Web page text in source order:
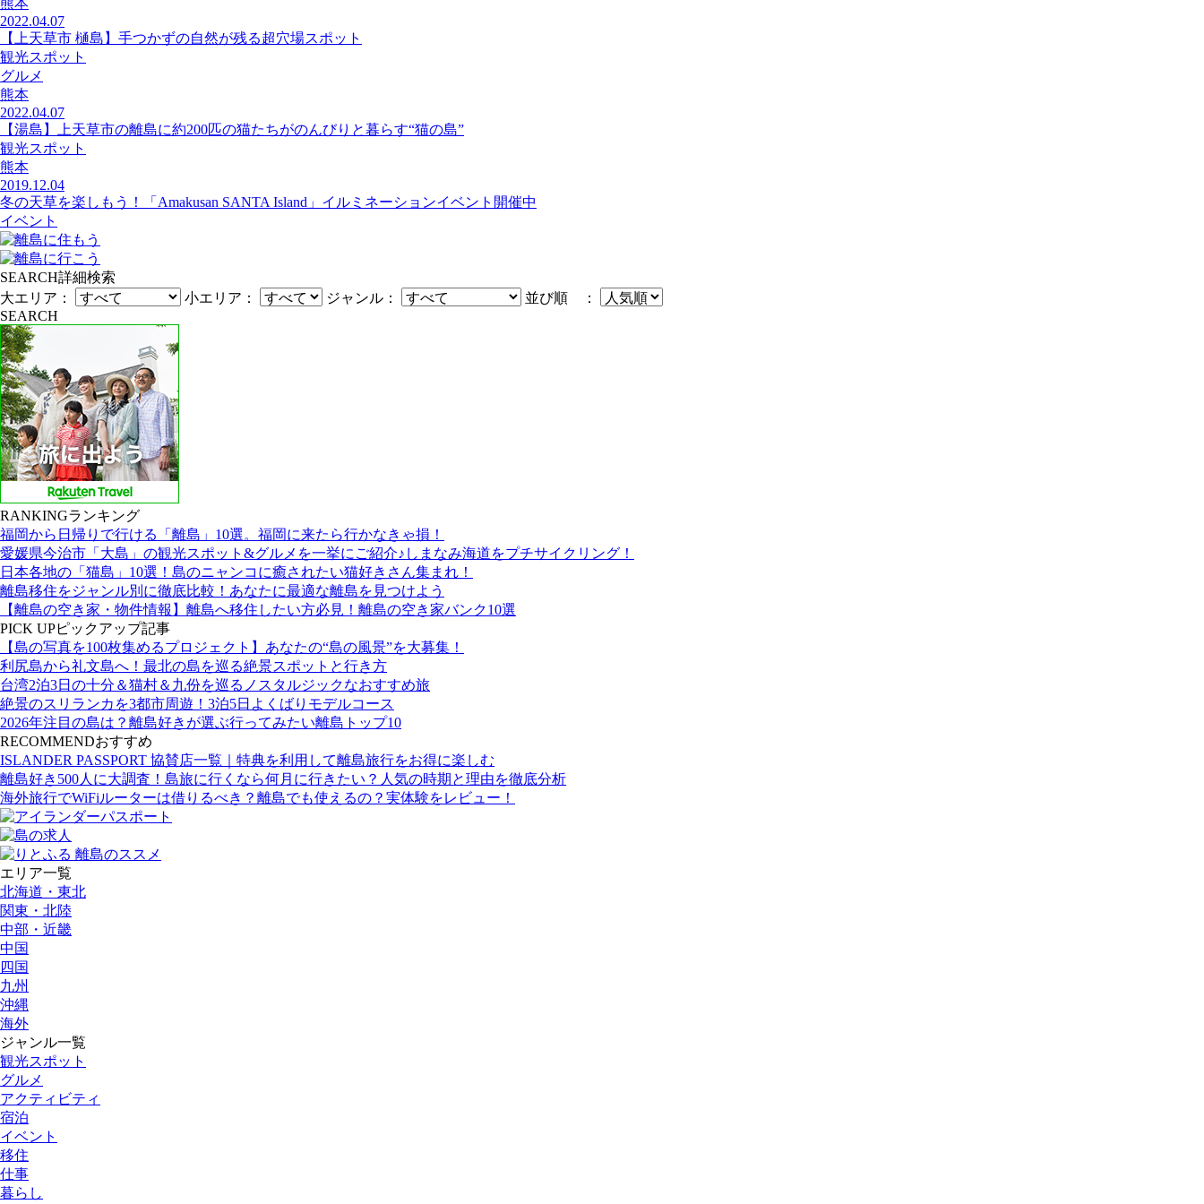
熊本
2022.04.07
【上天草市 樋島】手つかずの自然が残る超穴場スポット
観光スポット
グルメ
熊本
2022.04.07
【湯島】上天草市の離島に約200匹の猫たちがのんびりと暮らす“猫の島”
観光スポット
熊本
2019.12.04
冬の天草を楽しもう！「Amakusan SANTA Island」イルミネーションイベント開催中
イベント
SEARCH詳細検索
大エリア：
小エリア： ジャンル：
並び順 ：
SEARCH
RANKINGランキング
福岡から日帰りで行ける「離島」10選。福岡に来たら行かなきゃ損！
愛媛県今治市「大島」の観光スポット&グルメを一挙にご紹介♪しまなみ海道をプチサイクリング！
日本各地の「猫島」10選！島のニャンコに癒されたい猫好きさん集まれ！
離島移住をジャンル別に徹底比較！あなたに最適な離島を見つけよう
【離島の空き家・物件情報】離島へ移住したい方必見！離島の空き家バンク10選
PICK UPピックアップ記事
【島の写真を100枚集めるプロジェクト】あなたの“島の風景”を大募集！
利尻島から礼文島へ！最北の島を巡る絶景スポットと行き方
台湾2泊3日の十分＆猫村＆九份を巡るノスタルジックなおすすめ旅
絶景のスリランカを3都市周遊！3泊5日よくばりモデルコース
2026年注目の島は？離島好きが選ぶ行ってみたい離島トップ10
RECOMMENDおすすめ
ISLANDER PASSPORT 協賛店一覧｜特典を利用して離島旅行をお得に楽しむ
離島好き500人に大調査！島旅に行くなら何月に行きたい？人気の時期と理由を徹底分析
海外旅行でWiFiルーターは借りるべき？離島でも使えるの？実体験をレビュー！
エリア一覧
北海道・東北
関東・北陸
中部・近畿
中国
四国
九州
沖縄
海外
ジャンル一覧
観光スポット
グルメ
アクティビティ
宿泊
イベント
移住
仕事
暮らし